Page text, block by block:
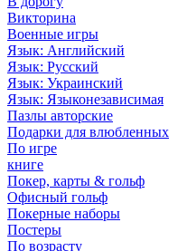
Викторина
Военные игры
Язык: Английский
Язык: Русский
Язык: Украинский
Язык: Языконезависимая
Пазлы авторские
Подарки для влюбленных
По игре
книге
Покер, карты & гольф
Офисный гольф
Покерные наборы
Постеры
По возрасту